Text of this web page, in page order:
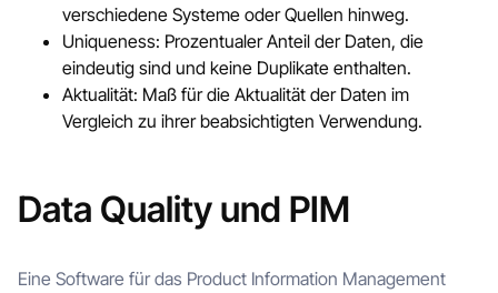
verschiedene Systeme oder Quellen hinweg.
Uniqueness: Prozentualer Anteil der Daten, die
eindeutig sind und keine Duplikate enthalten.
Aktualität: Maß für die Aktualität der Daten im
Vergleich zu ihrer beabsichtigten Verwendung.
Data Quality und PIM
Eine Software für das Product Information Management